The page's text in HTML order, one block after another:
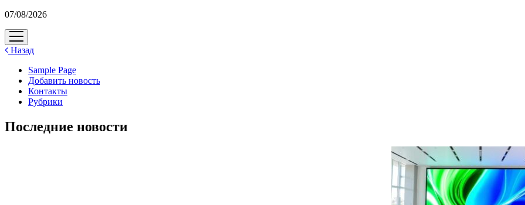
07/08/2026
открыть
меню
Назад
Sample Page
Добавить новость
Контакты
Рубрики
Последние новости